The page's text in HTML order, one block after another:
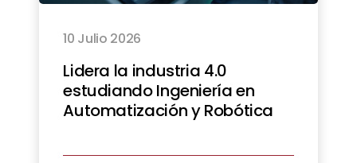
10 Julio 2026
Lidera la industria 4.0
estudiando Ingeniería en
Automatización y Robótica